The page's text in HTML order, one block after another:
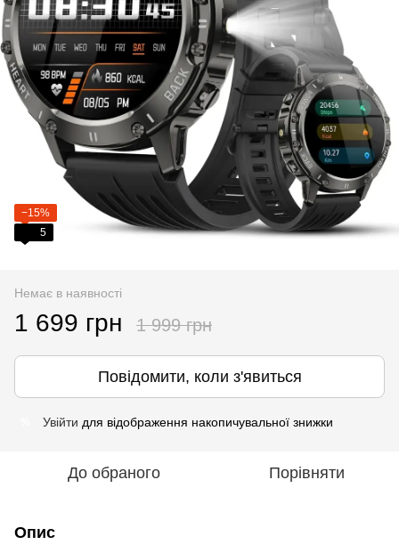
−15%
5
Немає в наявності
1 699 грн 1 999 грн
Повідомити, коли з'явиться
Увійти для відображення накопичувальної знижки
До обраного Порівняти
Опис